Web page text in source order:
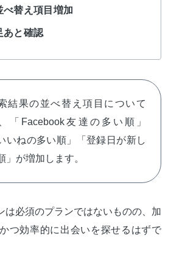
べ替え項目増加
あと確認
結果の並べ替え項目について
「Facebook友達の多い順」
いねの多い順」「登録日が新し
」が増加します。
は必須のプランではないものの、加
つ効率的に出会いを探せるはずで